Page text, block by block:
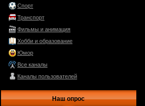
Спорт
Транспорт
Фильмы и анимация
Хобби и образование
Юмор
Все каналы
Каналы пользователей
Наш опрос